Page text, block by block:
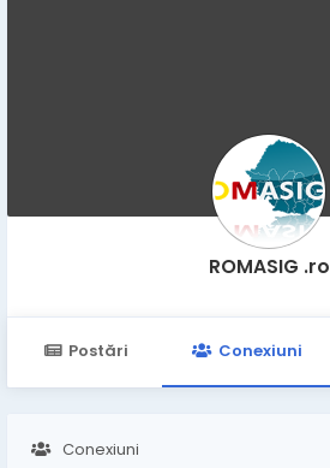
ROMASIG .ro
Postări Conexiuni
Conexiuni